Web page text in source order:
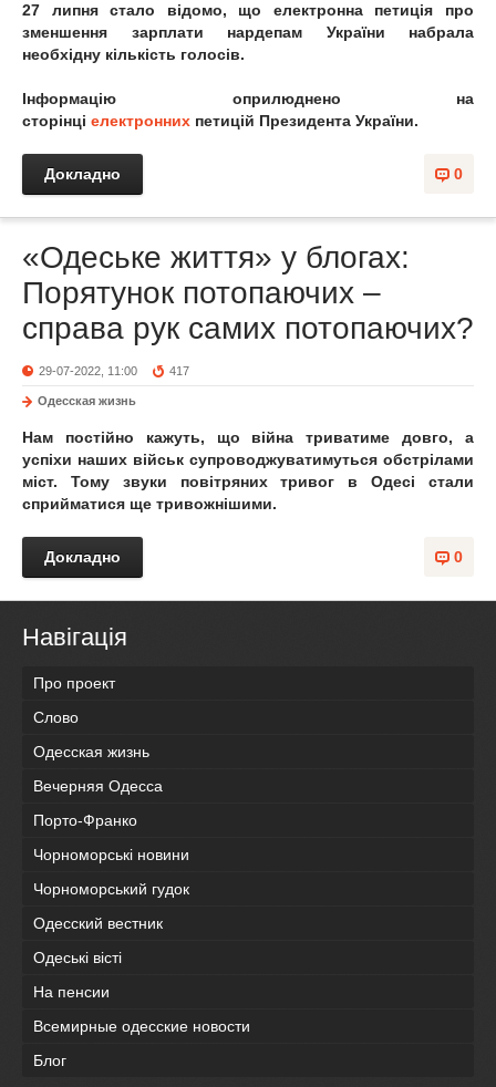
27 липня стало відомо, що електронна петиція про
зменшення зарплати нардепам України набрала
необхідну кількість голосів.
Інформацію оприлюднено на
сторінці електронних петицій Президента України.
0
Докладно
«Одеське життя» у блогах:
Порятунок потопаючих –
справа рук самих потопаючих?
29-07-2022, 11:00 417
Одесская жизнь
Нам постійно кажуть, що війна триватиме довго, а
успіхи наших військ супроводжуватимуться обстрілами
міст. Тому звуки повітряних тривог в Одесі стали
сприйматися ще тривожнішими.
0
Докладно
Навігація
Про проект
Слово
Одесская жизнь
Вечерняя Одесса
Порто-Франко
Чорноморські новини
Чорноморський гудок
Одесский вестник
Одеськi вiстi
На пенсии
Всемирные одесские новости
Блог